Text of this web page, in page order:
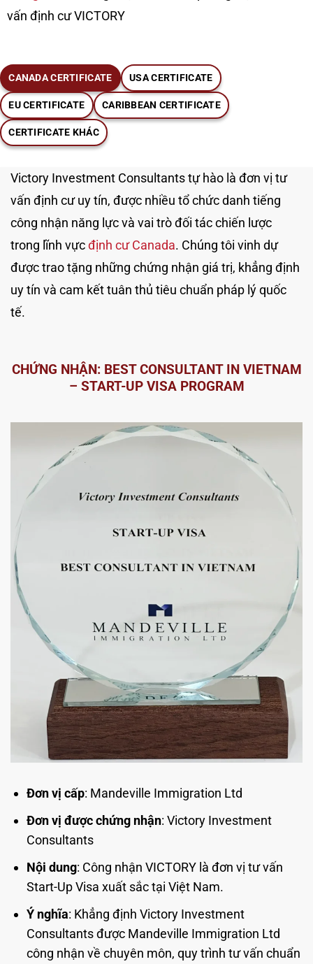
vấn định cư VICTORY
CANADA CERTIFICATE USA CERTIFICATE
EU CERTIFICATE CARIBBEAN CERTIFICATE
CERTIFICATE KHÁC
Victory Investment Consultants tự hào là đơn vị tư
vấn định cư uy tín, được nhiều tổ chức danh tiếng
công nhận năng lực và vai trò đối tác chiến lược
trong lĩnh vựcđịnh cư Canada. Chúng tôi vinh dự
được trao tặng những chứng nhận giá trị, khẳng định
uy tín và cam kết tuân thủ tiêu chuẩn pháp lý quốc
tế.
CHỨNG NHẬN: BEST CONSULTANT IN VIETNAM
– START-UP VISA PROGRAM
Đơn vị cấp: Mandeville Immigration Ltd
Đơn vị được chứng nhận: Victory Investment
Consultants
Nội dung: Công nhận VICTORY là đơn vị tư vấn
Start-Up Visa xuất sắc tại Việt Nam.
Ý nghĩa: Khẳng định Victory Investment
Consultants được Mandeville Immigration Ltd
công nhận về chuyên môn, quy trình tư vấn chuẩn